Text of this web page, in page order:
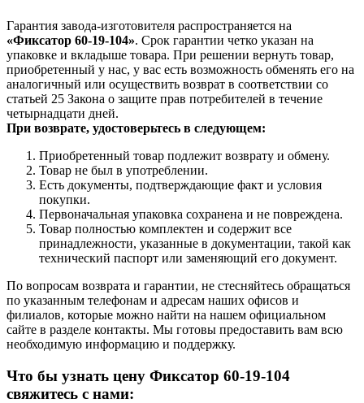
Гарантия завода-изготовителя распространяется на
«Фиксатор 60-19-104». Срок гарантии четко указан на
упаковке и вкладыше товара. При решении вернуть товар,
приобретенный у нас, у вас есть возможность обменять его на
аналогичный или осуществить возврат в соответствии со
статьей 25 Закона о защите прав потребителей в течение
четырнадцати дней.
При возврате, удостоверьтесь в следующем:
Приобретенный товар подлежит возврату и обмену.
Товар не был в употреблении.
Есть документы, подтверждающие факт и условия
покупки.
Первоначальная упаковка сохранена и не повреждена.
Товар полностью комплектен и содержит все
принадлежности, указанные в документации, такой как
технический паспорт или заменяющий его документ.
По вопросам возврата и гарантии, не стесняйтесь обращаться
по указанным телефонам и адресам наших офисов и
филиалов, которые можно найти на нашем официальном
сайте в разделе контакты. Мы готовы предоставить вам всю
необходимую информацию и поддержку.
Что бы узнать цену Фиксатор 60-19-104
свяжитесь с нами: